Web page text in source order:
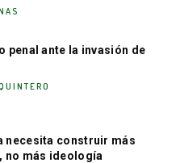
penal ante la invasión de
necesita construir más
no más ideología